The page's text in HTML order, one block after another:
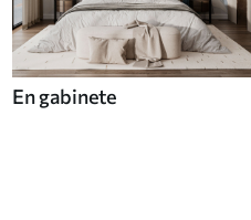
En gabinete